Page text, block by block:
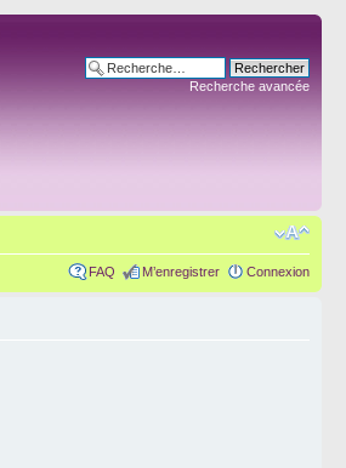
Recherche avancée
FAQ M’enregistrer Connexion